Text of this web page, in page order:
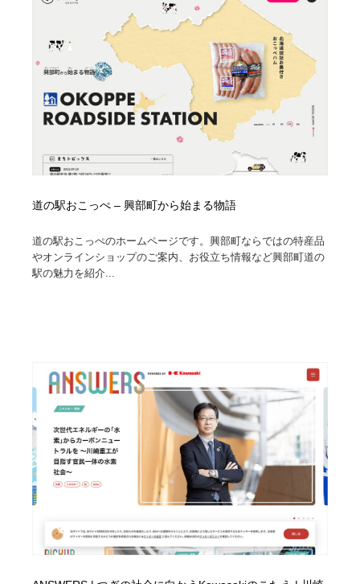
道の駅おこっぺ – 興部町から始まる物語
道の駅おこっぺのホームページです。興部町ならではの特産品
やオンラインショップのご案内、お役立ち情報など興部町道の
駅の魅力を紹介...